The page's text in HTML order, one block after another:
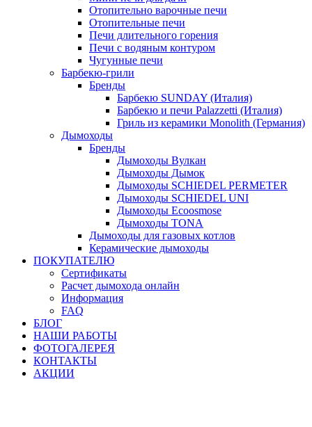
Отопительно варочные печи
Отопительные печи
Печи длительного горения
Печи с водяным контуром
Чугунные печи
Барбекю-грили
Бренды
Барбекю SUNDAY (Италия)
Барбекю и печи Palazzetti (Италия)
Гриль из керамики Monolith (Германия)
Дымоходы
Бренды
Дымоходы Вулкан
Дымоходы Дымок
Дымоходы SCHIEDEL PERMETER
Дымоходы SCHIEDEL UNI
Дымоходы Ecoosmose
Дымоходы TONA
Дымоходы для газовых котлов
Керамические дымоходы
ПОКУПАТЕЛЮ
Сертификаты
Расчет дымохода онлайн
Информация
FAQ
БЛОГ
НАШИ РАБОТЫ
ФОТОГАЛЕРЕЯ
КОНТАКТЫ
АКЦИИ